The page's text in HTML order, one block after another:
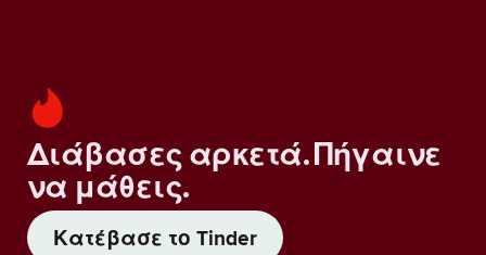
Διάβασες αρκετά. Πήγαινε
να μάθεις.
Κατέβασε το Tinder